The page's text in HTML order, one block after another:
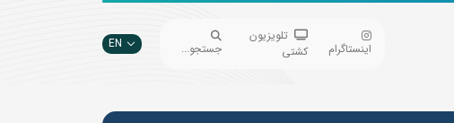
اینستاگرام
تلویزیون
کشتی
جستجو... EN